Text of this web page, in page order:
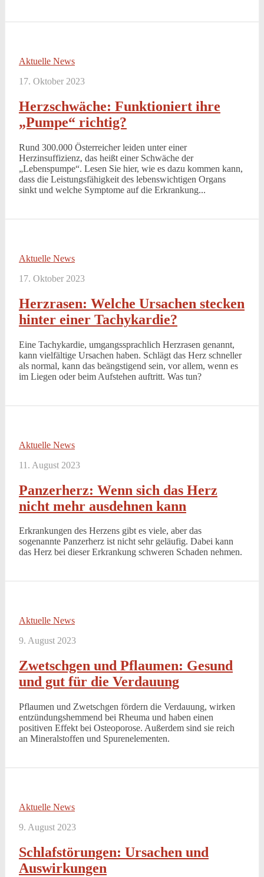
Aktuelle News
17. Oktober 2023
Herzschwäche: Funktioniert ihre
„Pumpe“ richtig?
Rund 300.000 Österreicher leiden unter einer
Herzinsuffizienz, das heißt einer Schwäche der
„Lebenspumpe“. Lesen Sie hier, wie es dazu kommen kann,
dass die Leistungsfähigkeit des lebenswichtigen Organs
sinkt und welche Symptome auf die Erkrankung...
Aktuelle News
17. Oktober 2023
Herzrasen: Welche Ursachen stecken
hinter einer Tachykardie?
Eine Tachykardie, umgangssprachlich Herzrasen genannt,
kann vielfältige Ursachen haben. Schlägt das Herz schneller
als normal, kann das beängstigend sein, vor allem, wenn es
im Liegen oder beim Aufstehen auftritt. Was tun?
Aktuelle News
11. August 2023
Panzerherz: Wenn sich das Herz
nicht mehr ausdehnen kann
Erkrankungen des Herzens gibt es viele, aber das
sogenannte Panzerherz ist nicht sehr geläufig. Dabei kann
das Herz bei dieser Erkrankung schweren Schaden nehmen.
Aktuelle News
9. August 2023
Zwetschgen und Pflaumen: Gesund
und gut für die Verdauung
Pflaumen und Zwetschgen fördern die Verdauung, wirken
entzündungshemmend bei Rheuma und haben einen
positiven Effekt bei Osteoporose. Außerdem sind sie reich
an Mineralstoffen und Spurenelementen.
Aktuelle News
9. August 2023
Schlafstörungen: Ursachen und
Auswirkungen